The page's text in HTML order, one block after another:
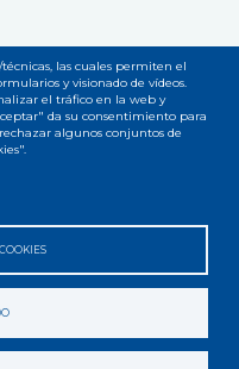
Cookies
técnicas, las cuales permiten el
y visionado de vídeos.
el tráfico en la web y
da su consentimiento para
algunos conjuntos de